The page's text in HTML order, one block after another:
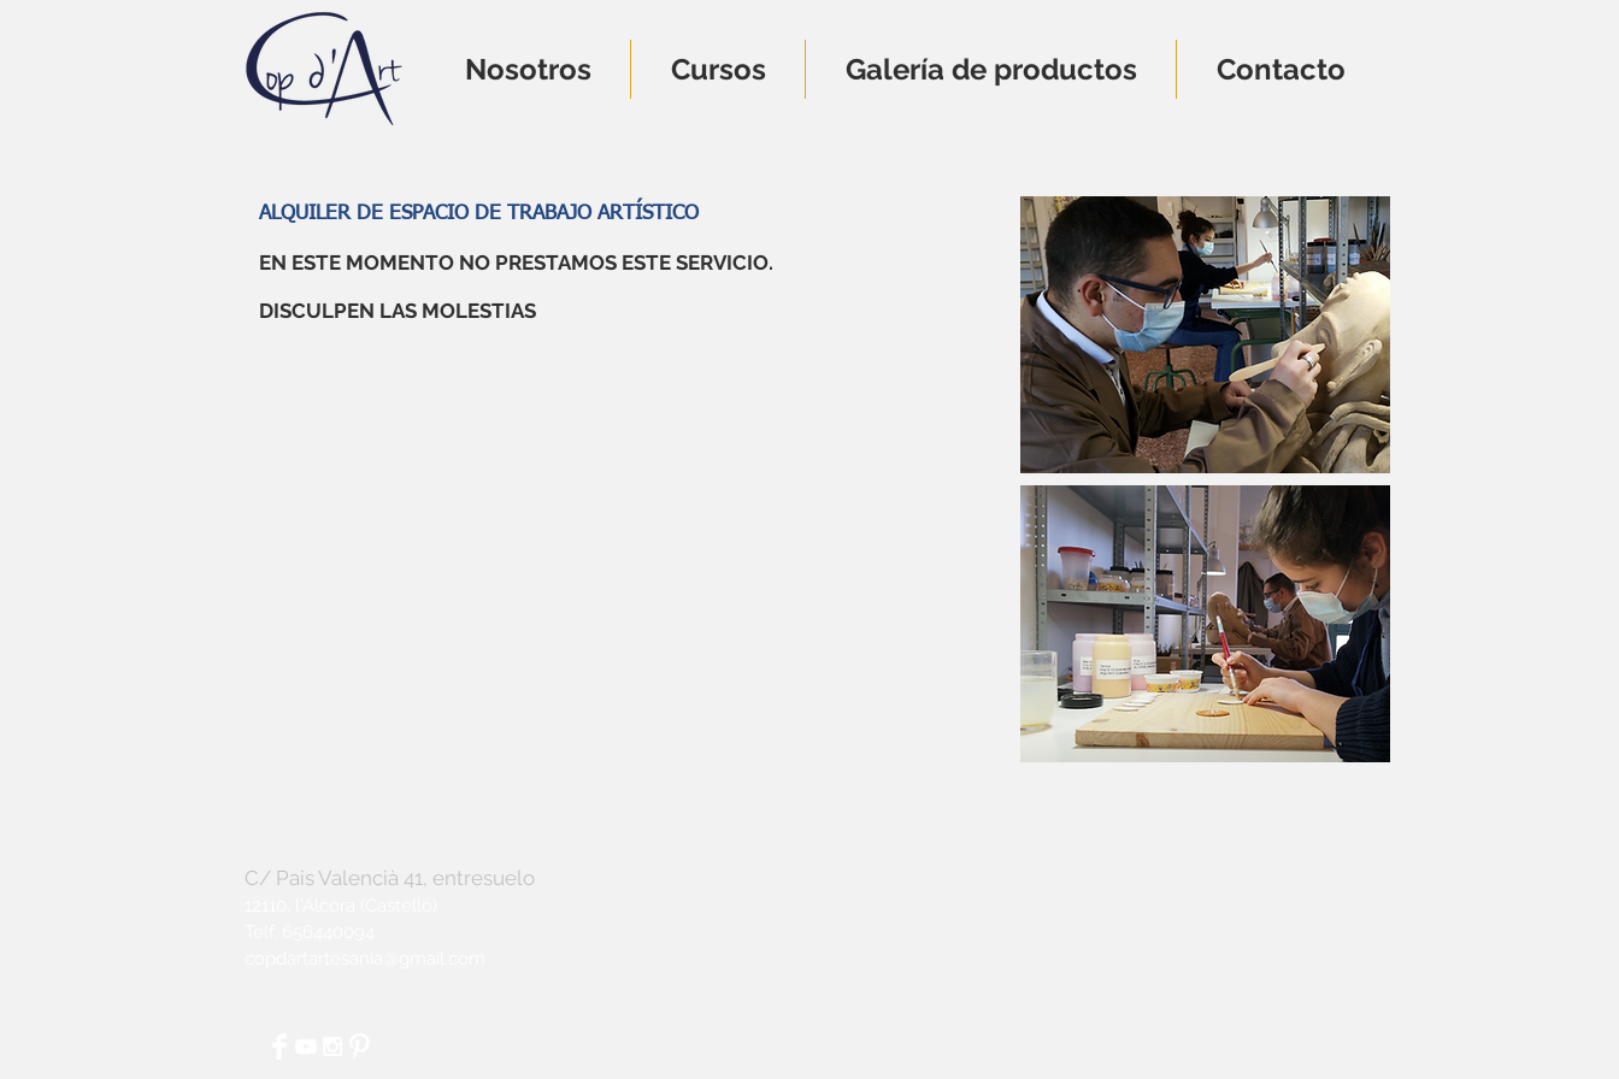
Nosotros Cursos Galería de productos Contacto
ALQUILER DE ESPACIO DE TRABAJO ARTÍSTICO
EN ESTE MOMENTO NO PRESTAMOS ESTE SERVICIO.
DISCULPEN LAS MOLESTIAS
C/ Pais Valencià 41, entresuelo